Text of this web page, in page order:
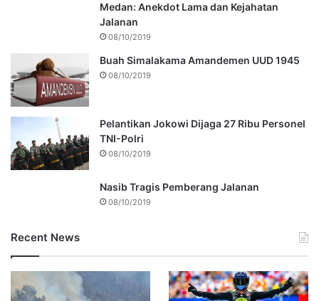
Medan: Anekdot Lama dan Kejahatan
Jalanan
08/10/2019
Buah Simalakama Amandemen UUD 1945
08/10/2019
Pelantikan Jokowi Dijaga 27 Ribu Personel
TNI-Polri
08/10/2019
Nasib Tragis Pemberang Jalanan
08/10/2019
Recent News